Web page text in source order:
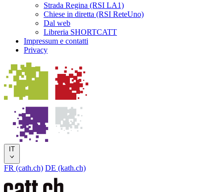
Strada Regina (RSI LA1)
Chiese in diretta (RSI ReteUno)
Dal web
Libreria SHORTCATT
Impressum e contatti
Privacy
IT
FR (cath.ch) DE (kath.ch)